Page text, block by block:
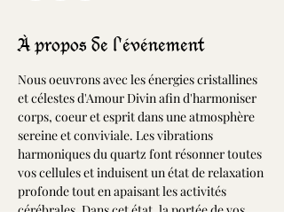
À propos de l'événement
Nous oeuvrons avec les énergies cristallines
et célestes d'Amour Divin afin d'harmoniser
corps, coeur et esprit dans une atmosphère
sereine et conviviale. Les vibrations
harmoniques du quartz font résonner toutes
vos cellules et induisent un état de relaxation
profonde tout en apaisant les activités
cérébrales. Dans cet état, la portée de vos